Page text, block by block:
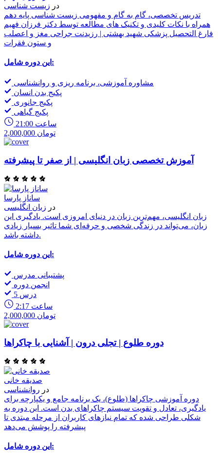
در زیست شناسی
تدریس تخصصی، گام به گام و مفهومی زیست شناسی پایه دهم
همراه با نکات کلیدی و تکنیک های مطالعه توسط دکتر فرزان فهیم
فارغ التحصیل پزشکی شهید بهشتی | رزیدنت جراحی مغز و اعصلب
و ستون فقرات
این دوره شامل:
مشاوره آموزشی، برنامه ریزی و روانشناسی
پکیج بدن انسان
پکیج جانوری
پکیج گیاهی
21:00 ساعت
2,000,000 تومان
آموزش تخصصی زبان انگلیسی | از صفر تا پیشرفته
ساناز پارسا
در زبان انگلیسی
زبان انگلیسی، مهم‌ترین زبان در دنیای امروزی است. یادگیری این
زبان، می‌تواند در زندگی شخصی و حرفه‌ای شما تاثیر بسیار زیادی
داشته باشد.
این دوره شامل:
پشتیبانی مدرس
انجمن دوره
5 درس
2:17 ساعت
2,000,000 تومان
دوره طلوع | تجلی درون | آشنایی با چاکراها
صدیقه خانی
در روانشناسی
دوره آموزشی چاکراها (طلوع)، یک برنامه جامع و یکپارچه برای
یادگیری، تعادل و تقویت سیستم چاکراهای بدن است. این دوره به
شکلی طراحی شده که تمام نیازهای کاربران از مرحله مبتدی تا
پیشرفته را پوشش می‌دهد
این دوره شامل: